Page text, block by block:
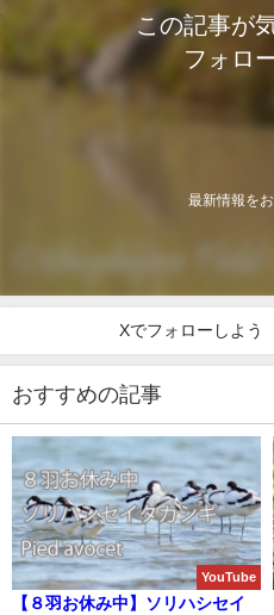
この記事が
フォロ
最新情報を
Xでフォローしよう
おすすめの記事
YouTube
【８羽お休み中】ソリハシセイ